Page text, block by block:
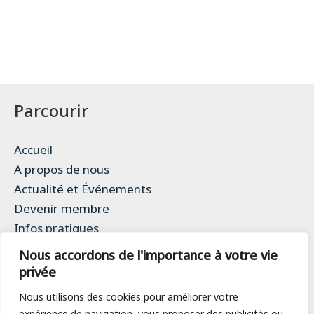
Nous accordons de l'importance à votre vie
privée
Nous utilisons des cookies pour améliorer votre
Parcourir
Accueil
A propos de nous
Actualité et Événements
Devenir membre
Infos pratiques
Contact
Mentions légales